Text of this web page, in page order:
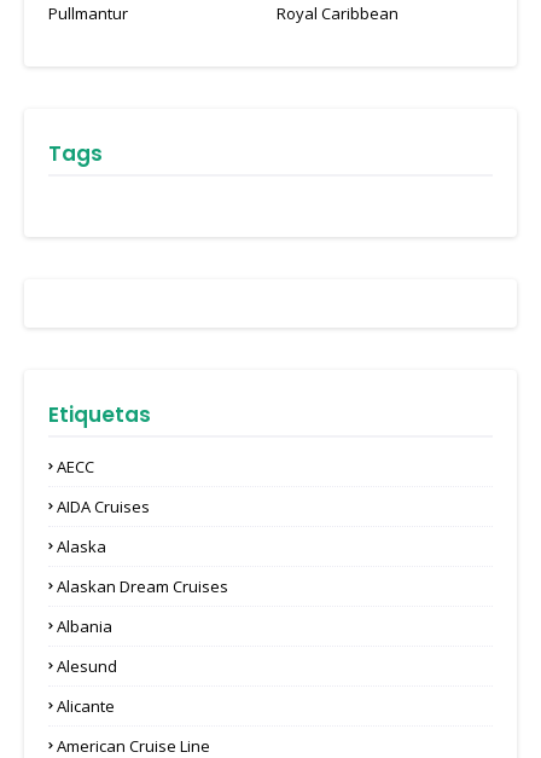
Pullmantur
Royal Caribbean
Tags
Etiquetas
AECC
AIDA Cruises
Alaska
Alaskan Dream Cruises
Albania
Alesund
Alicante
American Cruise Line